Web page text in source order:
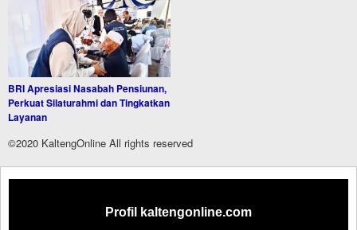
BRI Apresiasi Nasabah Pensiunan,
Perkuat Silaturahmi dan Tingkatkan
Layanan
©2020 KaltengOnline All rights reserved
Profil kaltengonline.com